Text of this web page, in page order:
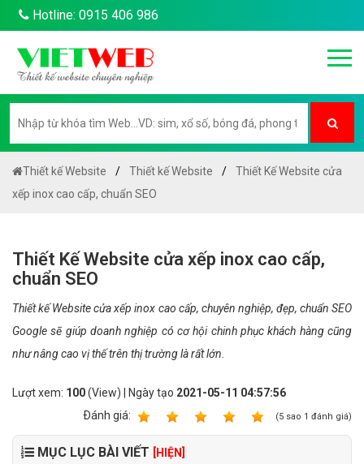
Hotline: 0915 406 986
Thiết kế Website Thiết kế Website
Thiết Kế Website cửa
xếp inox cao cấp, chuẩn SEO
Thiết Kế Website cửa xếp inox cao cấp,
chuẩn SEO
Thiết kế Website cửa xếp inox cao cấp, chuyên nghiệp, đẹp, chuẩn SEO
Google sẽ giúp doanh nghiệp có cơ hội chinh phục khách hàng cũng
như nâng cao vị thế trên thị trường là rất lớn.
Lượt xem: 100(View) | Ngày tạo 2021-05-11 04:57:56
Ðánh giá:
(5 sao 1 đánh giá)
MỤC LỤC BÀI VIẾT [HIỆN]